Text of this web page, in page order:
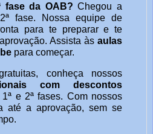
fase da OAB? Chegou a
fase. Nossa equipe de
para te preparar e te
Assista às aulas
para começar.
conheça nossos
com descontos
e 2ª fases. Com nossos
até a aprovação, sem se